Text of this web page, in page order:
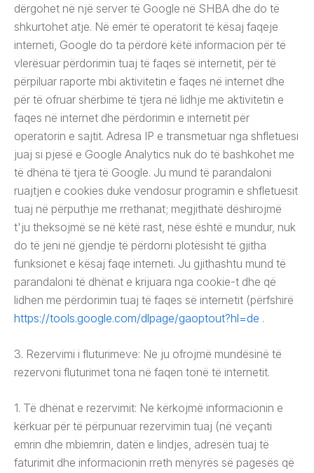
dërgohet në një server të Google në SHBA dhe do të
shkurtohet atje. Në emër të operatorit të kësaj faqeje
interneti, Google do ta përdorë këtë informacion për të
vlerësuar përdorimin tuaj të faqes së internetit, për të
përpiluar raporte mbi aktivitetin e faqes në internet dhe
për të ofruar shërbime të tjera në lidhje me aktivitetin e
faqes në internet dhe përdorimin e internetit për
operatorin e sajtit. Adresa IP e transmetuar nga shfletuesi
juaj si pjesë e Google Analytics nuk do të bashkohet me
të dhëna të tjera të Google. Ju mund të parandaloni
ruajtjen e cookies duke vendosur programin e shfletuesit
tuaj në përputhje me rrethanat; megjithatë dëshirojmë
t'ju theksojmë se në këtë rast, nëse është e mundur, nuk
do të jeni në gjendje të përdorni plotësisht të gjitha
funksionet e kësaj faqe interneti. Ju gjithashtu mund të
parandaloni të dhënat e krijuara nga cookie-t dhe që
lidhen me përdorimin tuaj të faqes së internetit (përfshirë
https://tools.google.com/dlpage/gaoptout?hl=de .
3. Rezervimi i fluturimeve: Ne ju ofrojmë mundësinë të
rezervoni fluturimet tona në faqen tonë të internetit.
1. Të dhënat e rezervimit: Ne kërkojmë informacionin e
kërkuar për të përpunuar rezervimin tuaj (në veçanti
emrin dhe mbiemrin, datën e lindjes, adresën tuaj të
faturimit dhe informacionin rreth mënyrës së pagesës që